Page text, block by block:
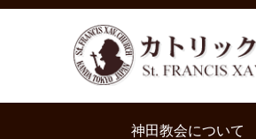
神田教会について